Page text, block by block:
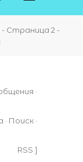
Страница 2 -
·
· Поиск ·
RSS ]